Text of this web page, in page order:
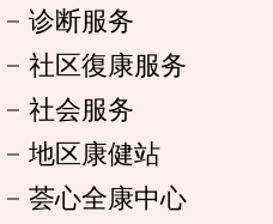
诊断服务
社区復康服务
社会服务
地区康健站
荟心全康中心